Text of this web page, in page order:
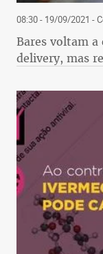
08:30 - 19/09/2021 -
Bares voltam
delivery, mas